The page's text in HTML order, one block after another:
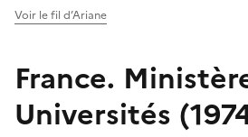
Voir le fil d’Ariane
France.
Universités